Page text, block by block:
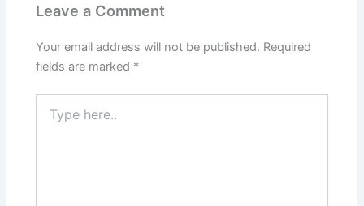
Leave a Comment
Your email address will not be published. Required
fields are marked *
here..